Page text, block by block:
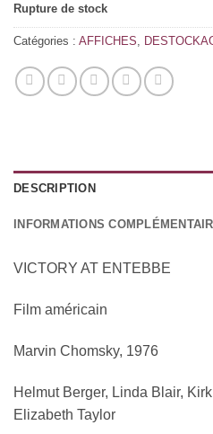
Rupture de stock
Catégories : AFFICHES,
DESCRIPTION
INFORMATIONS
VICTORY AT ENTEBBE
Film américain
Marvin Chomsky, 1976
Helmut Berger, Linda Blair,
Elizabeth Taylor